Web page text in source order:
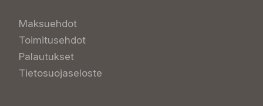
Maksuehdot
Toimitusehdot
Palautukset
Tietosuojaseloste